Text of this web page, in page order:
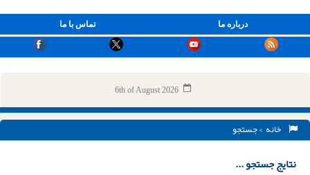
تماس با ما درباره ما
6th of August 2026
خانه > جستجو
نتایج جستجو ...